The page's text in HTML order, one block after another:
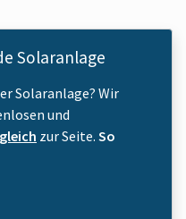
Solaranlage
Solaranlage? Wir
und
zur Seite. So